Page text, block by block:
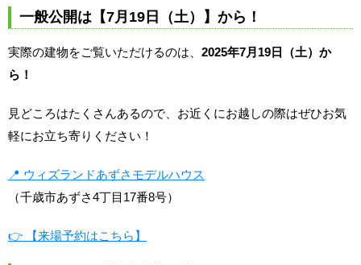
一般公開は【7月19日（土）】から！
実際の建物をご覧いただけるのは、 2025年7月19日（土）か
ら！
見どころはたくさんあるので、お近くにお越しの際はぜひお気
軽にお立ち寄りください！
📍 ウィズランドあずさモデルハウス
（千歳市あずさ4丁目17番8号）
👉 【来場予約はこちら】